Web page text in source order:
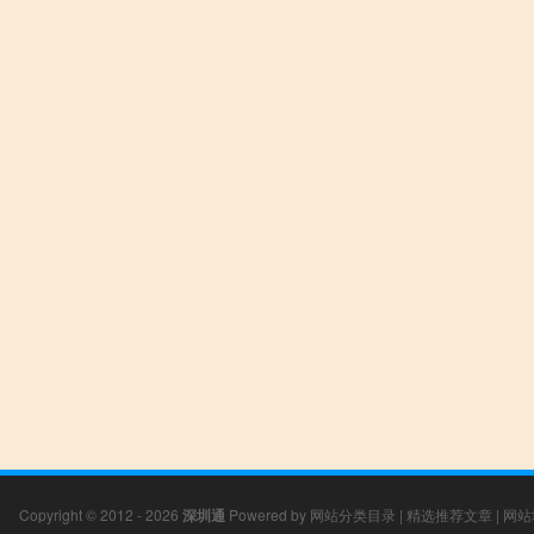
Copyright © 2012 - 2026 深圳通 Powered by 网站分类目录 | 精选推荐文章 | 网